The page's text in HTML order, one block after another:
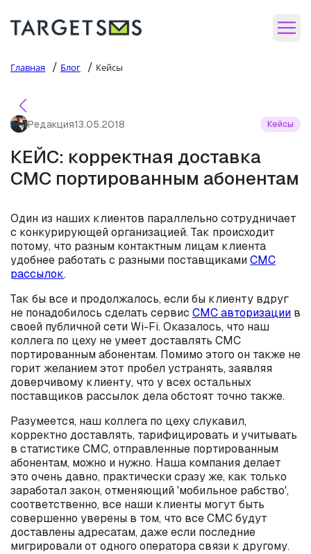
Главная / Блог / Кейсы
Редакция13.05.2018 Кейсы
КЕЙС: корректная доставка
СМС портированным абонентам
Один из наших клиентов параллельно сотрудничает
с конкурирующей организацией. Так происходит
потому, что разным контактным лицам клиента
удобнее работать с разными поставщикамиСМС
рассылок.
Так бы все и продолжалось, если бы клиенту вдруг
не понадобилось сделать сервис СМС авторизации в
своей публичной сети Wi-Fi. Оказалось, что наш
коллега по цеху не умеет доставлять СМС
портированным абонентам. Помимо этого он также не
горит желанием этот пробел устранять, заявляя
доверчивому клиенту, что у всех остальных
поставщиков рассылок дела обстоят точно также.
Разумеется, наш коллега по цеху слукавил,
корректно доставлять, тарифицировать и учитывать
в статистике СМС, отправленные портированным
абонентам, можно и нужно. Наша компания делает
это очень давно, практически сразу же, как только
заработал закон, отменяющий 'мобильное рабство',
соответственно, все наши клиенты могут быть
совершенно уверены в том, что все СМС будут
доставлены адресатам, даже если последние
мигрировали от одного оператора связи к другому.